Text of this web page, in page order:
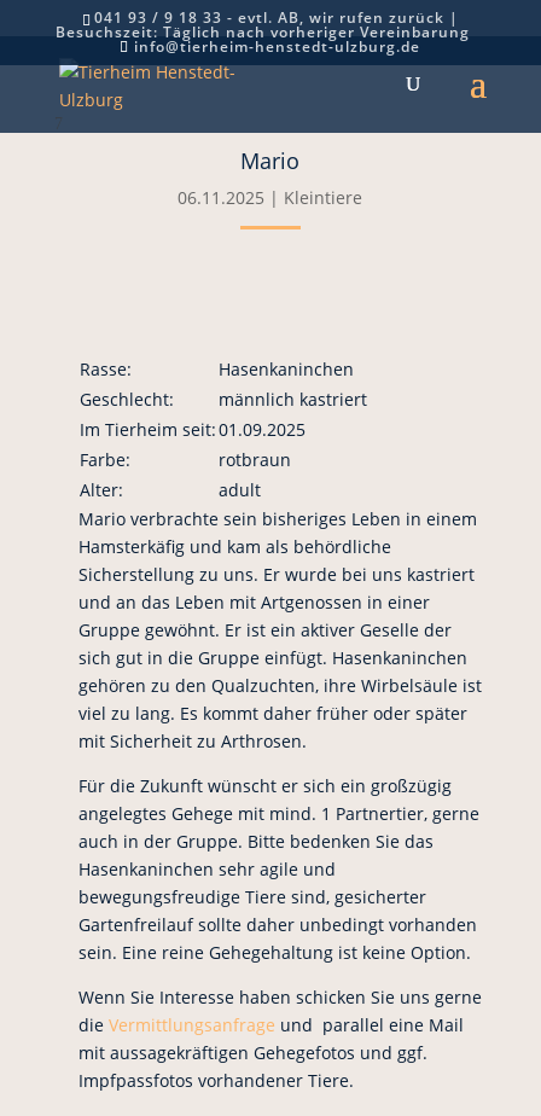
041 93 / 9 18 33 - evtl. AB, wir rufen zurück |
Besuchszeit: Täglich nach vorheriger Vereinbarung
info@tierheim-henstedt-ulzburg.de
7
Mario
06.11.2025 | Kleintiere
Rasse:
Hasenkaninchen
Geschlecht:
männlich kastriert
Im Tierheim seit:01.09.2025
Farbe:
rotbraun
Alter:
adult
Mario verbrachte sein bisheriges Leben in einem
Hamsterkäfig und kam als behördliche
Sicherstellung zu uns. Er wurde bei uns kastriert
und an das Leben mit Artgenossen in einer
Gruppe gewöhnt. Er ist ein aktiver Geselle der
sich gut in die Gruppe einfügt. Hasenkaninchen
gehören zu den Qualzuchten, ihre Wirbelsäule ist
viel zu lang. Es kommt daher früher oder später
mit Sicherheit zu Arthrosen.
Für die Zukunft wünscht er sich ein großzügig
angelegtes Gehege mit mind. 1 Partnertier, gerne
auch in der Gruppe. Bitte bedenken Sie das
Hasenkaninchen sehr agile und
bewegungsfreudige Tiere sind, gesicherter
Gartenfreilauf sollte daher unbedingt vorhanden
sein. Eine reine Gehegehaltung ist keine Option.
Wenn Sie Interesse haben schicken Sie uns gerne
die Vermittlungsanfrage und parallel eine Mail
mit aussagekräftigen Gehegefotos und ggf.
Impfpassfotos vorhandener Tiere.